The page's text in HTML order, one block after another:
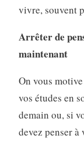
vivre, souvent
Arrêter de
maintenant
On vous
vos études en
demain ou, si
devez penser